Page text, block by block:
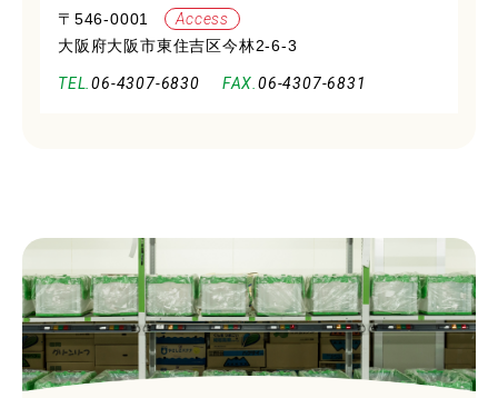
〒546-0001
Access
大阪府大阪市東住吉区今林2-6-3
06-4307-6830 06-4307-6831